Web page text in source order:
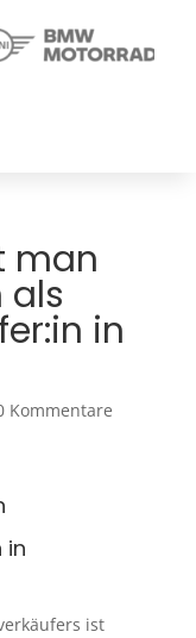
man
in
Kommentare
in
ist